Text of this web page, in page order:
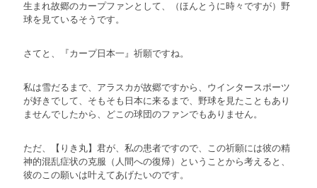
生まれ故郷のカープファンとして、（ほんとうに時々ですが）野
球を見ているそうです。
さてと、『カープ日本一』祈願ですね。
私は雪だるまで、アラスカが故郷ですから、ウインタースポーツ
が好きでして、そもそも日本に来るまで、野球を見たこともあり
ませんでしたから、どこの球団のファンでもありません。
ただ、【りき丸】君が、私の患者ですので、この祈願には彼の精
神的混乱症状の克服（人間への復帰）ということから考えると、
彼のこの願いは叶えてあげたいのです。